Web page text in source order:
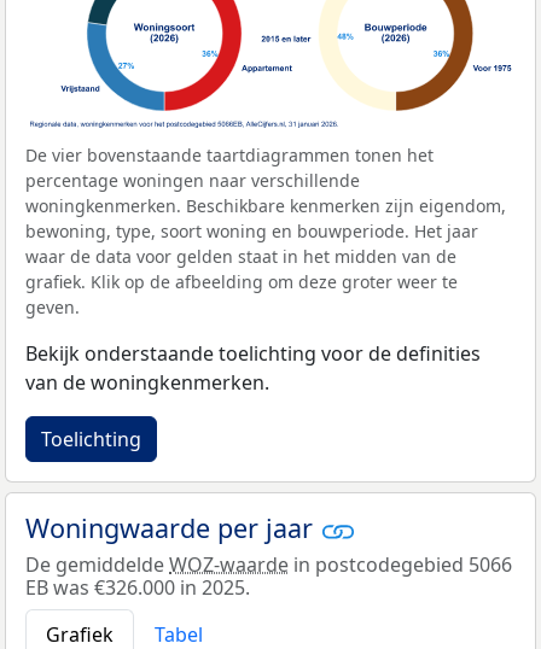
De vier bovenstaande taartdiagrammen tonen het
percentage woningen naar verschillende
woningkenmerken. Beschikbare kenmerken zijn eigendom,
bewoning, type, soort woning en bouwperiode. Het jaar
waar de data voor gelden staat in het midden van de
grafiek. Klik op de afbeelding om deze groter weer te
geven.
Bekijk onderstaande toelichting voor de definities
van de woningkenmerken.
Toelichting
Woningwaarde per jaar
De gemiddeldeWOZ-waarde in postcodegebied 5066
EB was €326.000 in 2025.
Grafiek
Tabel